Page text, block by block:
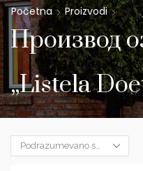
Početna Proizvodi
Производ
„Listela